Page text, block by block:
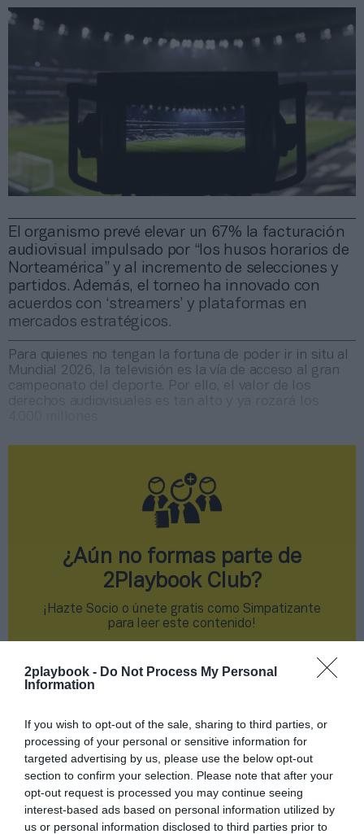
2playbook - Do Not Process My Personal
Information
If you wish to opt-out of the sale, sharing to third parties, or
processing of your personal or sensitive information for
targeted advertising by us, please use the below opt-out
section to confirm your selection. Please note that after your
opt-out request is processed you may continue seeing
interest-based ads based on personal information utilized by
us or personal information disclosed to third parties prior to
Índex2P
El organismo prevé elevar un 67% la facturación
audiovisual impulsado por “los husos horarios de
Norteamérica” y al incremento de selecciones y
partidos. Además, el torneo ha innovado con
acuerdos con ‘streamers’ y plataformas en
mercados estratégicos.
Para quienes no tengan la fortuna de poder ir in situ al
Mundial 2026, la televisión es la vía de acceso al gran
campeonato del deporte. Por ello, el valor de los
¿Aún no formas parte de
2Playbook Club?
¡Hazte Socio o únete gratis como Simpatizante
para leer este contenido!
Compartir
Imprimir